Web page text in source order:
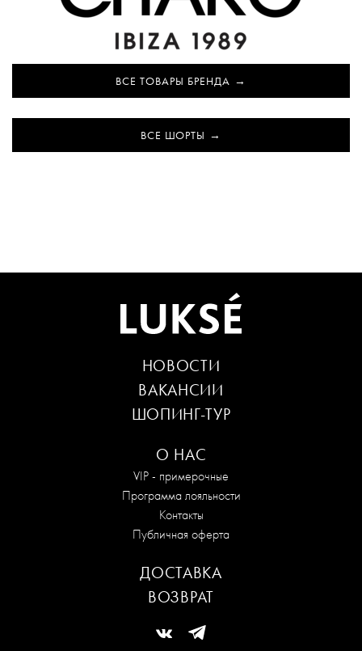
ВСЕ ТОВАРЫ БРЕНДА
ВСЕ ШОРТЫ
О НАС
VIP - примерочные
Программа лояльности
Контакты
Публичная оферта
НОВОСТИ
ВАКАНСИИ
ШОПИНГ-ТУР
ДОСТАВКА
ВОЗВРАТ